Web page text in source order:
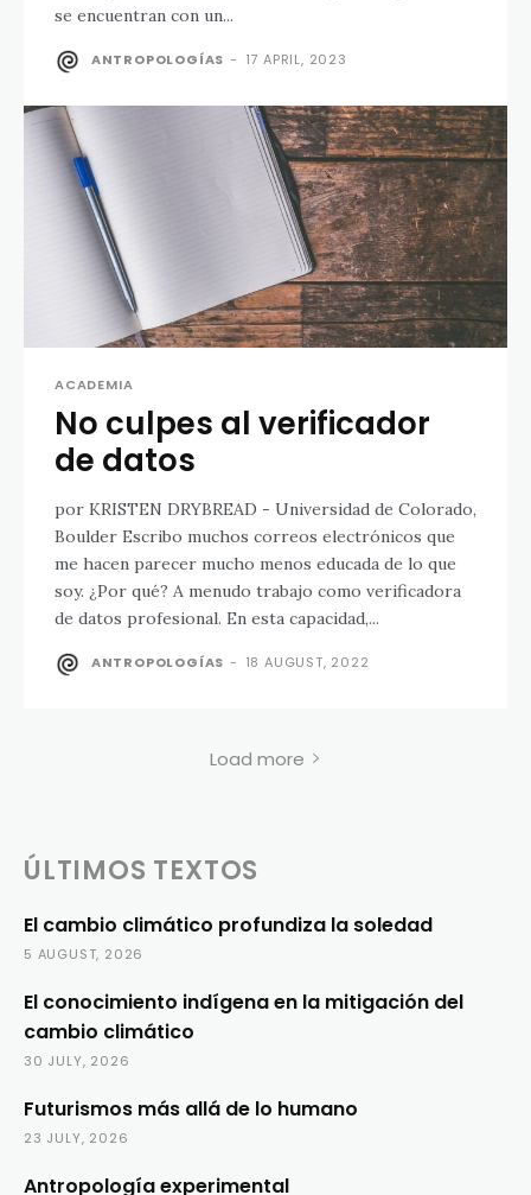
se encuentran con un...
ANTROPOLOGÍAS - 17 APRIL, 2023
ACADEMIA
No culpes al verificador
de datos
por KRISTEN DRYBREAD - Universidad de Colorado,
Boulder Escribo muchos correos electrónicos que
me hacen parecer mucho menos educada de lo que
soy. ¿Por qué? A menudo trabajo como verificadora
de datos profesional. En esta capacidad,...
ANTROPOLOGÍAS - 18 AUGUST, 2022
Load more
ÚLTIMOS TEXTOS
El cambio climático profundiza la soledad
5 AUGUST, 2026
El conocimiento indígena en la mitigación del
cambio climático
30 JULY, 2026
Futurismos más allá de lo humano
23 JULY, 2026
Antropología experimental